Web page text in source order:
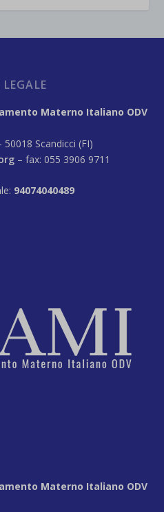
LEGALE
Materno Italiano ODV
50018 Scandicci (FI)
– fax: 055 3906 9711
94074040489
Materno Italiano ODV